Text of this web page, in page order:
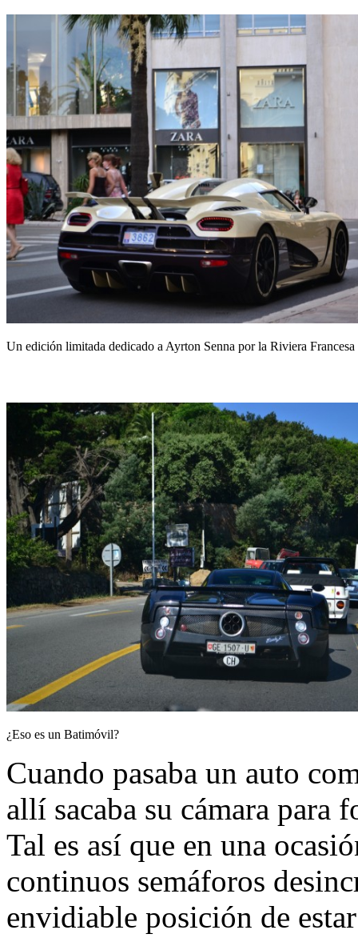
Un edición limitada dedicado a Ayrton Senna por la Riviera Francesa
¿Eso es un Batimóvil?
Cuando pasaba un auto
allí sacaba su cámara para
Tal es así que en una
continuos semáforos
envidiable posición de